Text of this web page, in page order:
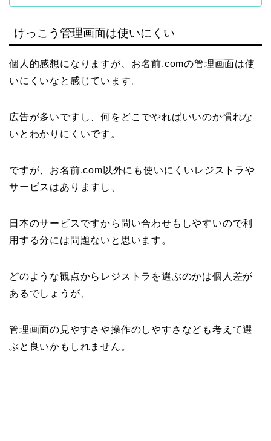
けっこう管理画面は使いにくい
個人的感想になりますが、お名前.comの管理画面は使
いにくいなと感じています。
広告が多いですし、何をどこでやればいいのか慣れな
いとわかりにくいです。
ですが、お名前.com以外にも使いにくいレジストラや
サービスはありますし、
日本のサービスですから問い合わせもしやすいので利
用する分には問題ないと思います。
どのような観点からレジストラを選ぶのかは個人差が
あるでしょうが、
管理画面の見やすさや操作のしやすさなども考えて選
ぶと良いかもしれません。